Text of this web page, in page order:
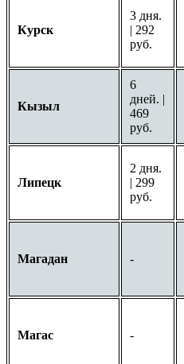
Курск
3 дня.
| 292
руб.
Кызыл
6
дней. |
469
руб.
Липецк
2 дня.
| 299
руб.
Магадан -
Магас -